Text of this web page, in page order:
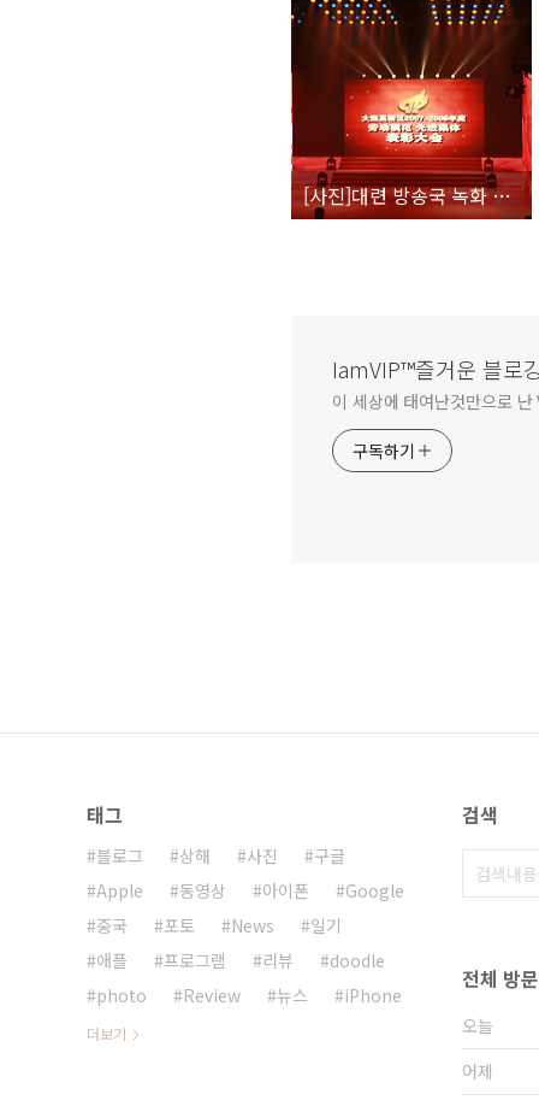
[사진]대련 방송국 녹화 참가
IamVIP™즐거운 블로
이 세상에 태여난것만으로 난
구독하기
태그
블로그 상해 사진
구글
Apple
동영상 아이폰
Google
중국
포토 News
일기
애플
프로그램 리뷰
doodle
photo
Review 뉴스 iPhone
더보기
검색
전체 방
오늘
어제